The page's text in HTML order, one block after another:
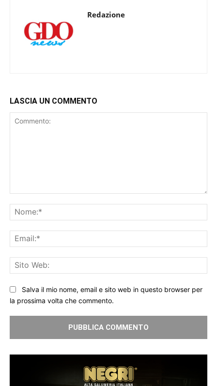
Redazione
LASCIA UN COMMENTO
Salva il mio nome, email e sito web in questo browser per
la prossima volta che commento.